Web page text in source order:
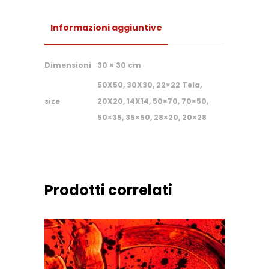
Informazioni aggiuntive
Dimensioni 30 × 30 cm
size
50X50, 30X30, 22×22 Tela,
20X20, 14X14, 50×70, 70×50,
50×35, 35×50, 28×20, 20×28
Prodotti correlati